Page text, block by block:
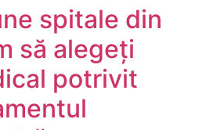
spitale din
să alegeți
potrivit